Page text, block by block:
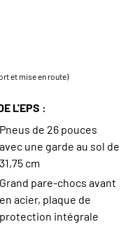
et mise en route)
L'EPS :
Pneus de 26 pouces
avec une garde au sol de
31,75 cm
Grand pare-chocs avant
en acier, plaque de
protection intégrale